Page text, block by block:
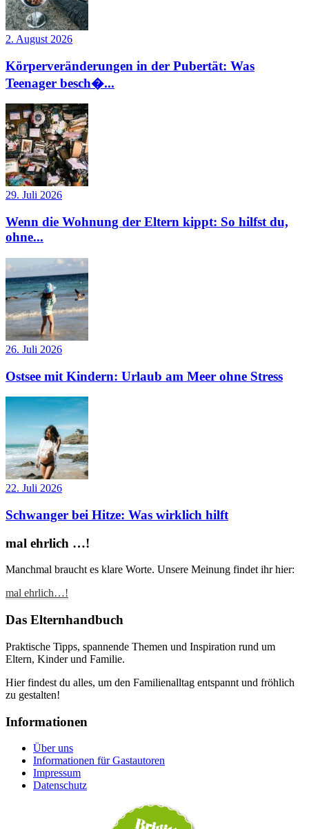
2. August 2026
Körperveränderungen in der Pubertät: Was
Teenager besch�...
29. Juli 2026
Wenn die Wohnung der Eltern kippt: So hilfst du,
ohne...
26. Juli 2026
Ostsee mit Kindern: Urlaub am Meer ohne Stress
22. Juli 2026
Schwanger bei Hitze: Was wirklich hilft
mal ehrlich …!
Manchmal braucht es klare Worte. Unsere Meinung findet ihr hier:
mal ehrlich…!
Das Elternhandbuch
Praktische Tipps, spannende Themen und Inspiration rund um
Eltern, Kinder und Familie.
Hier findest du alles, um den Familienalltag entspannt und fröhlich
zu gestalten!
Informationen
Über uns
Informationen für Gastautoren
Impressum
Datenschutz